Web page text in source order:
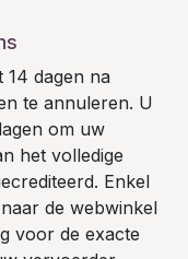
dagen na
te annuleren. U
om uw
het volledige
Enkel
de webwinkel
voor de exacte